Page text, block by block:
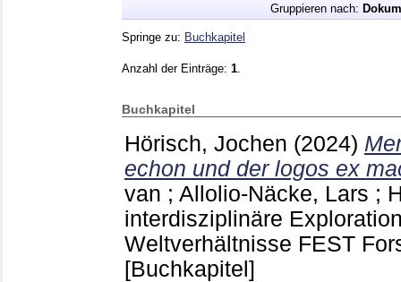
Gruppieren nach:
Springe zu: Buchkapitel
Anzahl der Einträge: 1
Buchkapitel
Hörisch, Jochen (2024)
echon und der logos ex
van ; Allolio-Näcke, Lars ;
interdisziplinäre
Weltverhältnisse FEST
[Buchkapitel]